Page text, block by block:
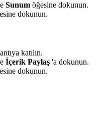
Sunum öğesine dokunun.
dokunun.
katılın.
İçerik Paylaş 'a dokunun.
dokunun.